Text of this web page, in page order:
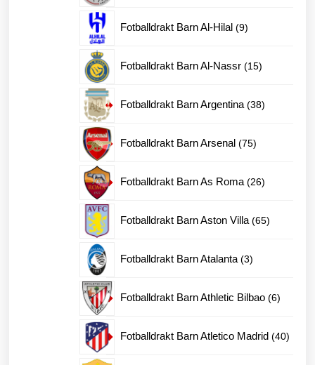
Fotballdrakt Barn Al-Hilal 99
Fotballdrakt Barn Al-Nassr 1515
Fotballdrakt Barn Argentina 3838
Fotballdrakt Barn Arsenal 7575
Fotballdrakt Barn As Roma 2626
Fotballdrakt Barn Aston Villa 6565
Fotballdrakt Barn Atalanta 33
Fotballdrakt Barn Athletic Bilbao 66
Fotballdrakt Barn Atletico Madrid 4040